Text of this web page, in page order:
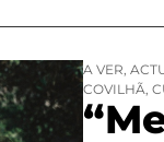
A VER,
COVILHÃ,